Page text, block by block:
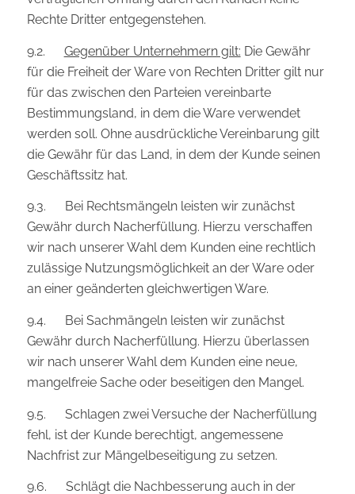
Rechte Dritter entgegenstehen.
9.2. Gegenüber Unternehmern gilt: Die Gewähr
für die Freiheit der Ware von Rechten Dritter gilt nur
für das zwischen den Parteien vereinbarte
Bestimmungsland, in dem die Ware verwendet
werden soll. Ohne ausdrückliche Vereinbarung gilt
die Gewähr für das Land, in dem der Kunde seinen
Geschäftssitz hat.
9.3. Bei Rechtsmängeln leisten wir zunächst
Gewähr durch Nacherfüllung. Hierzu verschaffen
wir nach unserer Wahl dem Kunden eine rechtlich
zulässige Nutzungsmöglichkeit an der Ware oder
an einer geänderten gleichwertigen Ware.
9.4. Bei Sachmängeln leisten wir zunächst
Gewähr durch Nacherfüllung. Hierzu überlassen
wir nach unserer Wahl dem Kunden eine neue,
mangelfreie Sache oder beseitigen den Mangel.
9.5. Schlagen zwei Versuche der Nacherfüllung
fehl, ist der Kunde berechtigt, angemessene
Nachfrist zur Mängelbeseitigung zu setzen.
9.6. Schlägt die Nachbesserung auch in der